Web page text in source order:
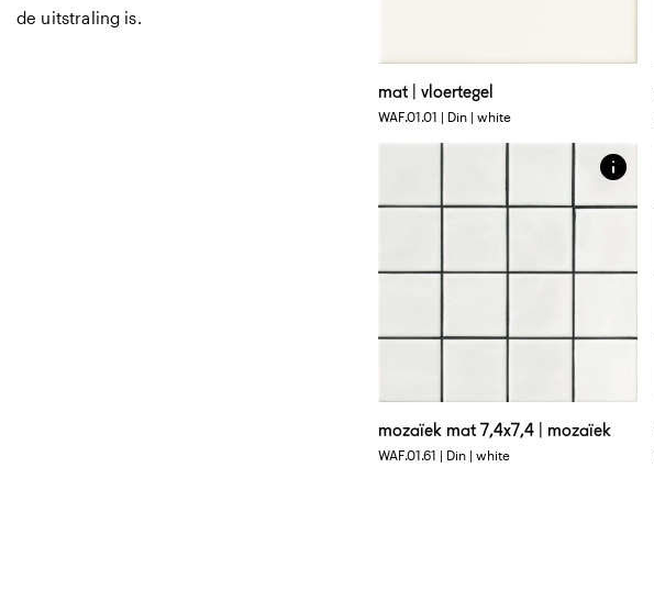
de uitstraling is.
mat | vloertegel
WAF.01.01 | Din | white
mat vlak mozaïek in uni kleur
mozaïek mat 7,4x7,4 | mozaïek
WAF.01.61 | Din | white